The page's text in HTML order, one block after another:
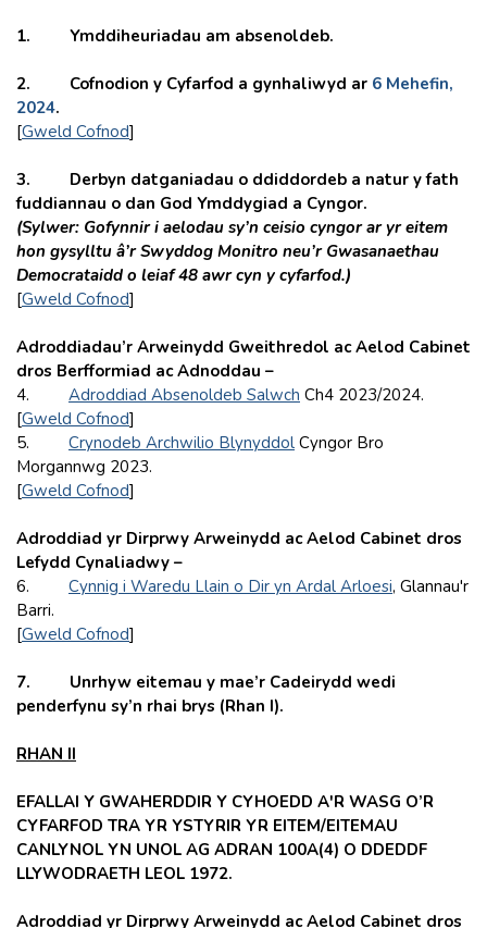
1. Ymddiheuriadau am absenoldeb.
2. Cofnodion y Cyfarfod a gynhaliwyd ar 6 Mehefin,
2024.
[Gweld Cofnod]
3. Derbyn datganiadau o ddiddordeb a natur y fath
fuddiannau o dan God Ymddygiad a Cyngor.
(Sylwer: Gofynnir i aelodau sy’n ceisio cyngor ar yr eitem
hon gysylltu â’rSwyddog Monitro neu’r Gwasanaethau
Democrataidd o leiaf 48 awr cyn y cyfarfod.)
[Gweld Cofnod]
Adroddiadau’r Arweinydd Gweithredol ac Aelod Cabinet
dros Berfformiad ac Adnoddau –
4. Adroddiad Absenoldeb Salwch Ch4 2023/2024.
[Gweld Cofnod]
5. Crynodeb Archwilio Blynyddol Cyngor Bro
Morgannwg 2023.
[Gweld Cofnod]
Adroddiad yr Dirprwy Arweinydd ac Aelod Cabinet dros
Lefydd Cynaliadwy –
6. Cynnig i Waredu Llain o Dir yn Ardal Arloesi, Glannau'r
Barri.
[Gweld Cofnod]
7. Unrhyw eitemau y mae’r Cadeirydd wedi
penderfynu sy’n rhai brys (Rhan I).
RHAN II
EFALLAI Y GWAHERDDIR Y CYHOEDD A'R WASG O’R
CYFARFOD TRA YR YSTYRIR YR EITEM/EITEMAU
CANLYNOL YN UNOL AG ADRAN 100A(4) O DDEDDF
LLYWODRAETH LEOL 1972.
Adroddiad yr Dirprwy Arweinydd ac Aelod Cabinet dros